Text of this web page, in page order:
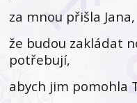
za mnou přišla Jana,
že budou zakládat
potřebují,
abych jim pomohla